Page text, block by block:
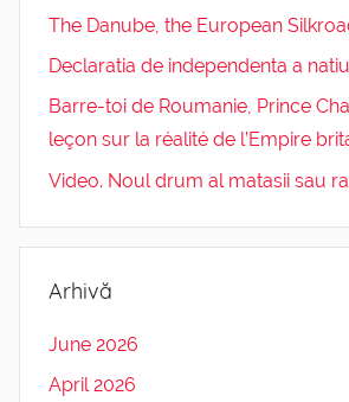
The Danube, the European
Declaratia de independenta a
Barre-toi de Roumanie, Prince
leçon sur la réalité de l’Empire
Video. Noul drum al matasii sau
Arhivă
June 2026
April 2026